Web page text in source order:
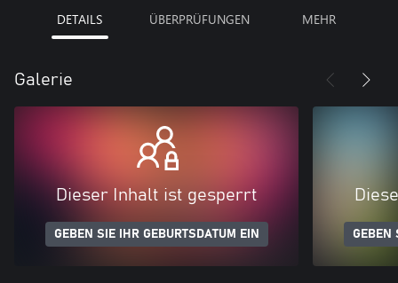
DETAILS ÜBERPRÜFUNGEN MEHR
Galerie
Dieser Inhalt ist gesperrt
GEBEN SIE IHR GEBURTSDATUM EIN GEBEN